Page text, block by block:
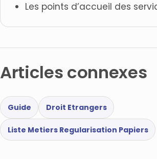
Les points d’accueil des
Articles connexes
Guide Droit Etrangers
Liste Metiers Regularisation Papiers